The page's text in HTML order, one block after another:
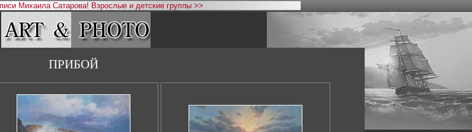
Михаила Сатарова! Взрослые и детские группы >>
ПРИБОЙ